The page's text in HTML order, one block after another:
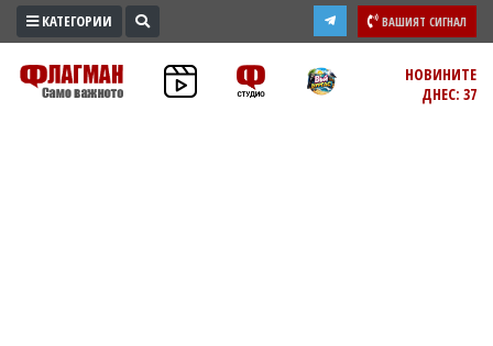
ПРОМО
ЗОНА
КАТЕГОРИИ ВАШИЯТ СИГНАЛ
НОВИНИТЕ
ДНЕС: 37